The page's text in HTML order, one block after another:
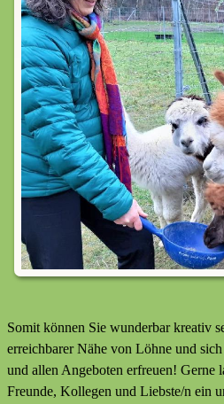
Somit können Sie wunderbar kreativ
erreichbarer Nähe von Löhne und
und allen Angeboten erfreuen! Gerne
Freunde, Kollegen und Liebste/n ein